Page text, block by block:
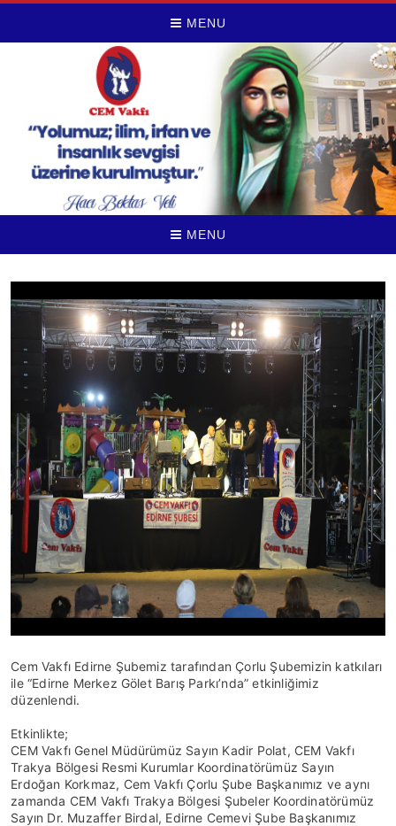
MENU
MENU
Cem Vakfı Edirne Şubemiz tarafından Çorlu Şubemizin katkıları
ile “Edirne Merkez Gölet Barış Parkı’nda” etkinliğimiz
düzenlendi.
Etkinlikte;
CEM Vakfı Genel Müdürümüz Sayın Kadir Polat, CEM Vakfı
Trakya Bölgesi Resmi Kurumlar Koordinatörümüz Sayın
Erdoğan Korkmaz, Cem Vakfı Çorlu Şube Başkanımız ve aynı
zamanda CEM Vakfı Trakya Bölgesi Şubeler Koordinatörümüz
Sayın Dr. Muzaffer Birdal, Edirne Cemevi Şube Başkanımız